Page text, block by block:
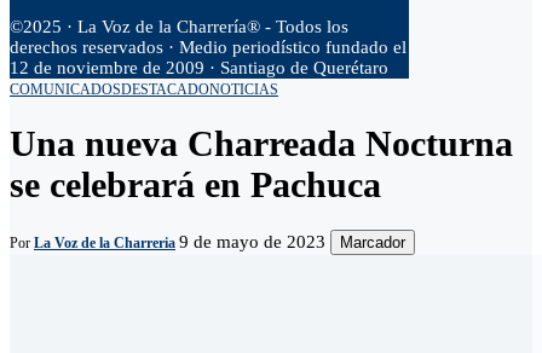
©2025 · La Voz de la Charrería® - Todos los
derechos reservados · Medio periodístico fundado el
12 de noviembre de 2009 · Santiago de Querétaro
COMUNICADOSDESTACADONOTICIAS
Una nueva Charreada Nocturna
se celebrará en Pachuca
Por La Voz de la Charreria 9 de mayo de 2023 Marcador